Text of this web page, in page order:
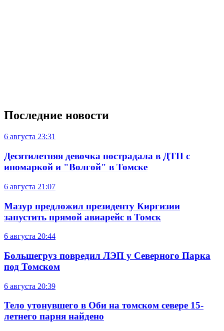
Последние новости
6 августа 23:31
Десятилетняя девочка пострадала в ДТП с
иномаркой и "Волгой" в Томске
6 августа 21:07
Мазур предложил президенту Киргизии
запустить прямой авиарейс в Томск
6 августа 20:44
Большегруз повредил ЛЭП у Северного Парка
под Томском
6 августа 20:39
Тело утонувшего в Оби на томском севере 15-
летнего парня найдено